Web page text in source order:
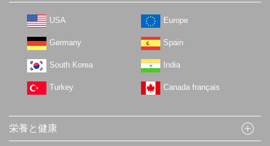
USA Europe
Germany Spain
South Korea India
Turkey Canada français
栄養と健康